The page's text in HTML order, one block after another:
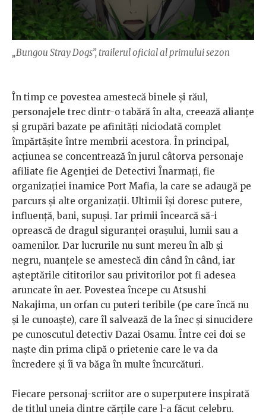
„Bungou Stray Dogs”, trailerul oficial al primului sezon
În timp ce povestea amestecă binele și răul,
personajele trec dintr-o tabără în alta, creează alianțe
și grupări bazate pe afinități niciodată complet
împărtășite între membrii acestora. În principal,
acțiunea se concentrează în jurul câtorva personaje
afiliate fie Agenției de Detectivi Înarmați, fie
organizației inamice Port Mafia, la care se adaugă pe
parcurs și alte organizații. Ultimii își doresc putere,
influență, bani, supuși. Iar primii încearcă să-i
oprească de dragul siguranței orașului, lumii sau a
oamenilor. Dar lucrurile nu sunt mereu în alb și
negru, nuanțele se amestecă din când în când, iar
așteptările cititorilor sau privitorilor pot fi adesea
aruncate în aer. Povestea începe cu Atsushi
Nakajima, un orfan cu puteri teribile (pe care încă nu
și le cunoaște), care îl salvează de la înec și sinucidere
pe cunoscutul detectiv Dazai Osamu. Între cei doi se
naște din prima clipă o prietenie care le va da
încredere și îi va băga în multe încurcături.
Fiecare personaj-scriitor are o superputere inspirată
de titlul uneia dintre cărțile care l-a făcut celebru.